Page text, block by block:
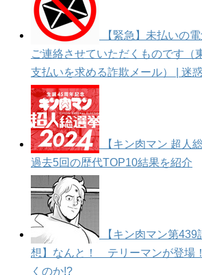
【緊急】未払いの
ご連絡させていただくものです（
支払いを求める詐欺メール） | 迷
【キン肉マン 超人
過去5回の歴代TOP10結果を紹介
【キン肉マン第439
想】なんと！ テリーマンが登場
くのか!?